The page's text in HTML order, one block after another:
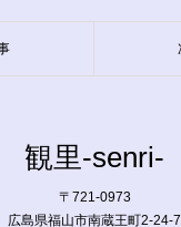
観里-senri-
〒721-0973
広島県福山市南蔵王町2-24-7